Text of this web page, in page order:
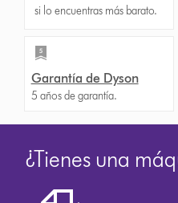
si lo encuentras más barato.
Garantía de Dyson
5 años de garantía.
¿Tienes una